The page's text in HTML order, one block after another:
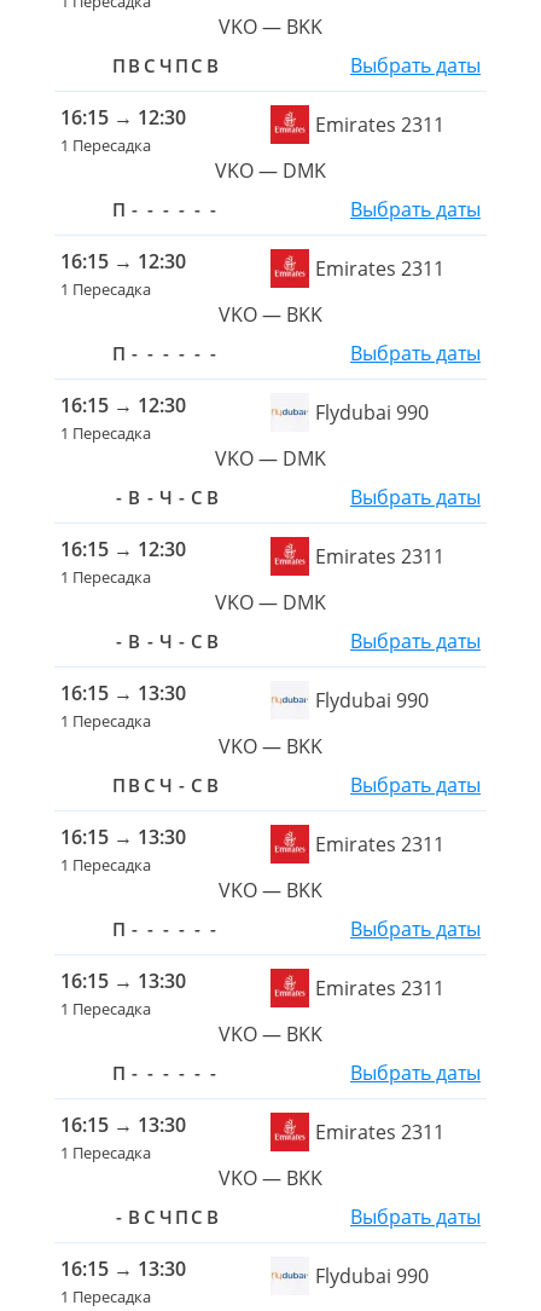
VKO — BKK
П В С Ч П С В
Выбрать даты
16:15 → 12:30
1 Пересадка
Emirates 2311
VKO — DMK
П - - - - - -
Выбрать даты
16:15 → 12:30
1 Пересадка
Emirates 2311
VKO — BKK
П - - - - - -
Выбрать даты
16:15 → 12:30
1 Пересадка
Flydubai 990
VKO — DMK
- В - Ч - С В
Выбрать даты
16:15 → 12:30
1 Пересадка
Emirates 2311
VKO — DMK
- В - Ч - С В
Выбрать даты
16:15 → 13:30
1 Пересадка
Flydubai 990
VKO — BKK
П В С Ч - С В
Выбрать даты
16:15 → 13:30
1 Пересадка
Emirates 2311
VKO — BKK
П - - - - - -
Выбрать даты
16:15 → 13:30
1 Пересадка
Emirates 2311
VKO — BKK
П - - - - - -
Выбрать даты
16:15 → 13:30
1 Пересадка
Emirates 2311
VKO — BKK
- В С Ч П С В
Выбрать даты
16:15 → 13:30
1 Пересадка
Flydubai 990